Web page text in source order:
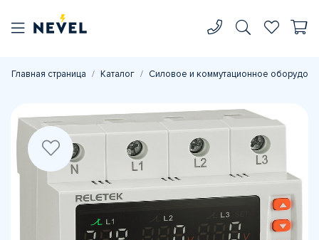
Главная страница Каталог Силовое и коммутационное